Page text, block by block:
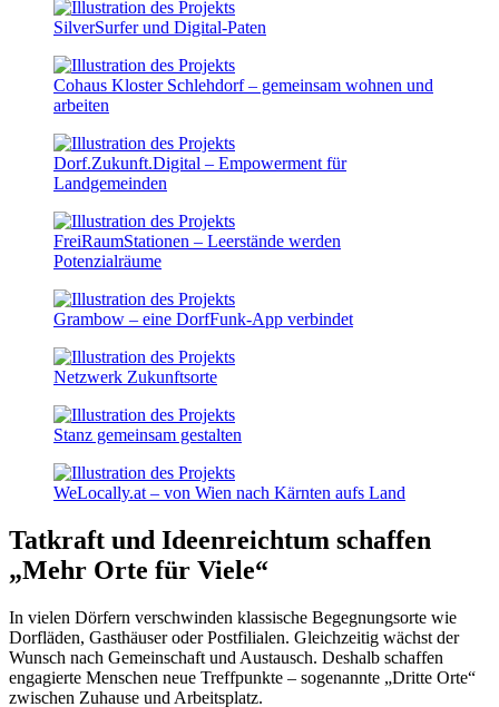
SilverSurfer und Digital-Paten
Cohaus Kloster Schlehdorf – gemeinsam wohnen und
arbeiten
Dorf.Zukunft.Digital – Empowerment für
Landgemeinden
FreiRaumStationen – Leerstände werden
Potenzialräume
Grambow – eine DorfFunk-App verbindet
Netzwerk Zukunftsorte
Stanz gemeinsam gestalten
WeLocally.at – von Wien nach Kärnten aufs Land
Tatkraft und Ideenreichtum schaffen
„Mehr Orte für Viele“
In vielen Dörfern verschwinden klassische Begegnungsorte wie
Dorfläden, Gasthäuser oder Postfilialen. Gleichzeitig wächst der
Wunsch nach Gemeinschaft und Austausch. Deshalb schaffen
engagierte Menschen neue Treffpunkte – sogenannte „Dritte Orte“
zwischen Zuhause und Arbeitsplatz.